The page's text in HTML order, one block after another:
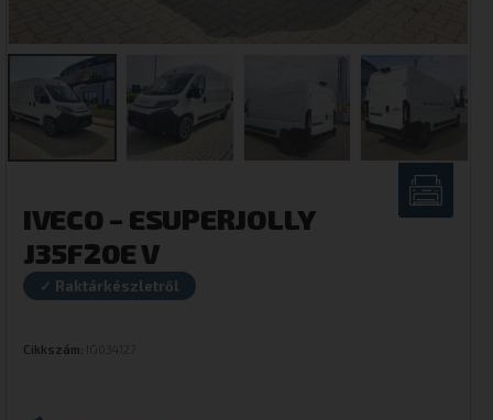
IVECO – ESUPERJOLLY
J35F20E V
✓ Raktárkészletről
Cikkszám: